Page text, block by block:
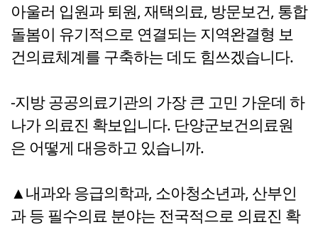
아울러 입원과 퇴원, 재택의료, 방문보건, 통합
돌봄이 유기적으로 연결되는 지역완결형 보
건의료체계를 구축하는 데도 힘쓰겠습니다.
-지방 공공의료기관의 가장 큰 고민 가운데 하
나가 의료진 확보입니다. 단양군보건의료원
은 어떻게 대응하고 있습니까.
▲내과와 응급의학과, 소아청소년과, 산부인
과 등 필수의료 분야는 전국적으로 의료진 확